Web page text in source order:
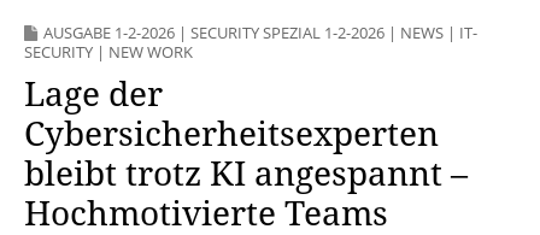
AUSGABE 1-2-2026 | SECURITY SPEZIAL 1-2-2026 | NEWS | IT-
SECURITY | NEW WORK
Lage der
Cybersicherheitsexperten
bleibt trotz KI angespannt –
Hochmotivierte Teams